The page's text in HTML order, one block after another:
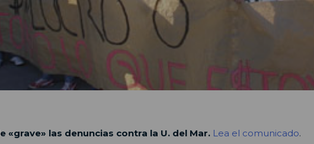
«grave» las denuncias contra la U. del Mar. Lea el comunicado.